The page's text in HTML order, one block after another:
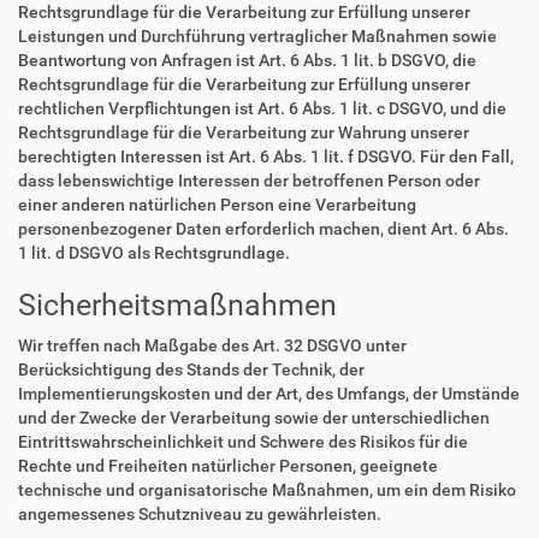
Rechtsgrundlage für die Verarbeitung zur Erfüllung unserer
Leistungen und Durchführung vertraglicher Maßnahmen sowie
Beantwortung von Anfragen ist Art. 6 Abs. 1 lit. b DSGVO, die
Rechtsgrundlage für die Verarbeitung zur Erfüllung unserer
rechtlichen Verpflichtungen ist Art. 6 Abs. 1 lit. c DSGVO, und die
Rechtsgrundlage für die Verarbeitung zur Wahrung unserer
berechtigten Interessen ist Art. 6 Abs. 1 lit. f DSGVO. Für den Fall,
dass lebenswichtige Interessen der betroffenen Person oder
einer anderen natürlichen Person eine Verarbeitung
personenbezogener Daten erforderlich machen, dient Art. 6 Abs.
1 lit. d DSGVO als Rechtsgrundlage.
Sicherheitsmaßnahmen
Wir treffen nach Maßgabe des Art. 32 DSGVO unter
Berücksichtigung des Stands der Technik, der
Implementierungskosten und der Art, des Umfangs, der Umstände
und der Zwecke der Verarbeitung sowie der unterschiedlichen
Eintrittswahrscheinlichkeit und Schwere des Risikos für die
Rechte und Freiheiten natürlicher Personen, geeignete
technische und organisatorische Maßnahmen, um ein dem Risiko
angemessenes Schutzniveau zu gewährleisten.